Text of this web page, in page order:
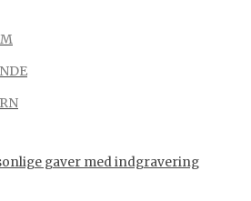
gaver med indgravering